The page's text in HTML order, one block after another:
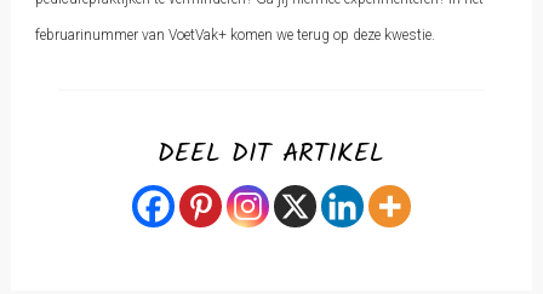
februarinummer van VoetVak+ komen we terug op deze kwestie.
DEEL DIT ARTIKEL